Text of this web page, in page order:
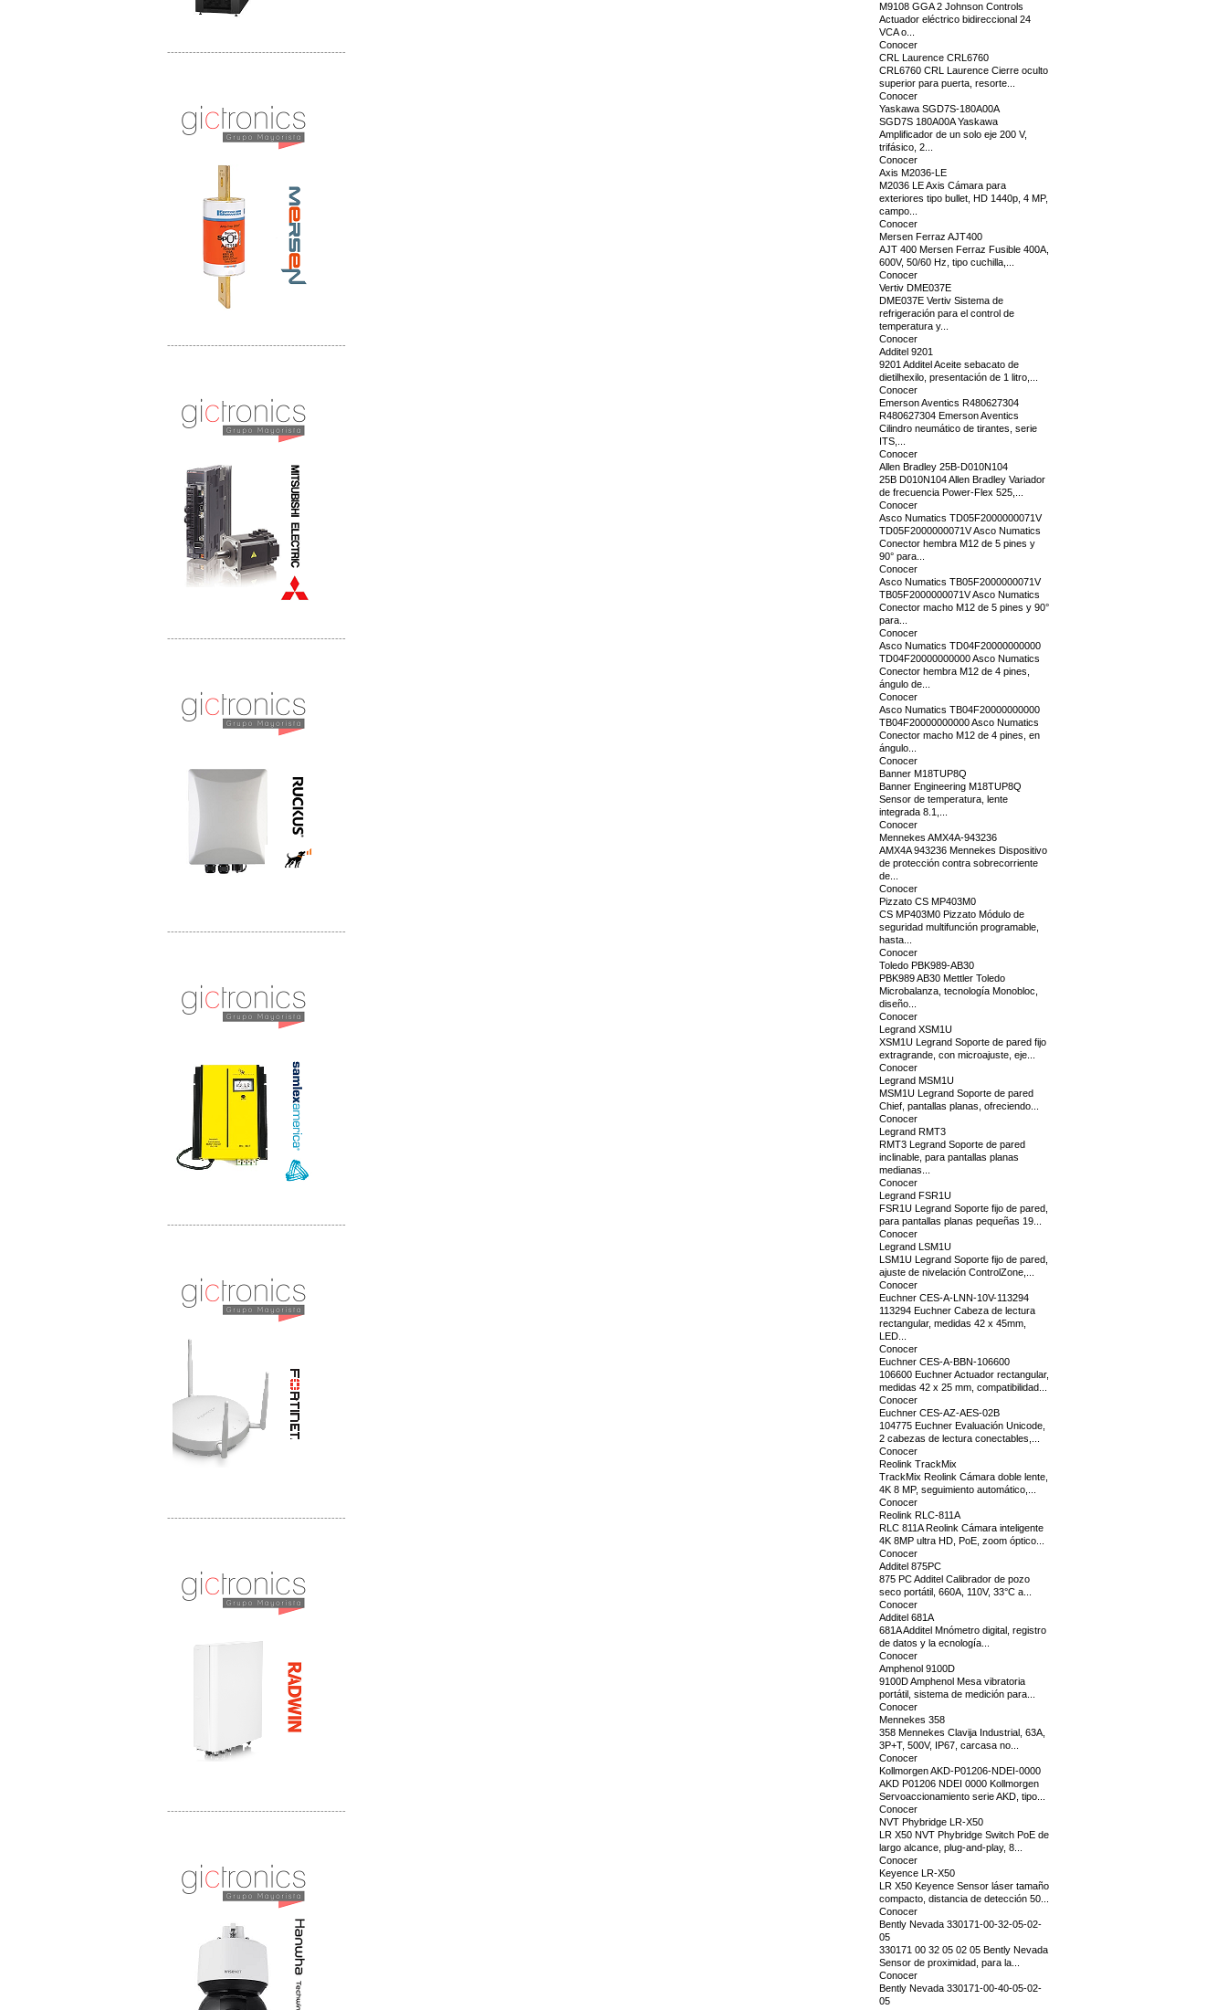
-------------------------------------------------
-------------------------------------------------
-------------------------------------------------
-------------------------------------------------
-------------------------------------------------
-------------------------------------------------
-------------------------------------------------
M9108 GGA 2 Johnson Controls
Actuador eléctrico bidireccional 24
VCA o...
Conocer
CRL Laurence CRL6760
CRL6760 CRL Laurence Cierre oculto
superior para puerta, resorte...
Conocer
Yaskawa SGD7S-180A00A
SGD7S 180A00A Yaskawa
Amplificador de un solo eje 200 V,
trifásico, 2...
Conocer
Axis M2036-LE
M2036 LE Axis Cámara para
exteriores tipo bullet, HD 1440p, 4 MP,
campo...
Conocer
Mersen Ferraz AJT400
AJT 400 Mersen Ferraz Fusible 400A,
600V, 50/60 Hz, tipo cuchilla,...
Conocer
Vertiv DME037E
DME037E Vertiv Sistema de
refrigeración para el control de
temperatura y...
Conocer
Additel 9201
9201 Additel Aceite sebacato de
dietilhexilo, presentación de 1 litro,...
Conocer
Emerson Aventics R480627304
R480627304 Emerson Aventics
Cilindro neumático de tirantes, serie
ITS,...
Conocer
Allen Bradley 25B-D010N104
25B D010N104 Allen Bradley Variador
de frecuencia Power-Flex 525,...
Conocer
Asco Numatics TD05F2000000071V
TD05F2000000071V Asco Numatics
Conector hembra M12 de 5 pines y
90° para...
Conocer
Asco Numatics TB05F2000000071V
TB05F2000000071V Asco Numatics
Conector macho M12 de 5 pines y 90°
para...
Conocer
Asco Numatics TD04F20000000000
TD04F20000000000 Asco Numatics
Conector hembra M12 de 4 pines,
ángulo de...
Conocer
Asco Numatics TB04F20000000000
TB04F20000000000 Asco Numatics
Conector macho M12 de 4 pines, en
ángulo...
Conocer
Banner M18TUP8Q
Banner Engineering M18TUP8Q
Sensor de temperatura, lente
integrada 8.1,...
Conocer
Mennekes AMX4A-943236
AMX4A 943236 Mennekes Dispositivo
de protección contra sobrecorriente
de...
Conocer
Pizzato CS MP403M0
CS MP403M0 Pizzato Módulo de
seguridad multifunción programable,
hasta...
Conocer
Toledo PBK989-AB30
PBK989 AB30 Mettler Toledo
Microbalanza, tecnología Monobloc,
diseño...
Conocer
Legrand XSM1U
XSM1U Legrand Soporte de pared fijo
extragrande, con microajuste, eje...
Conocer
Legrand MSM1U
MSM1U Legrand Soporte de pared
Chief, pantallas planas, ofreciendo...
Conocer
Legrand RMT3
RMT3 Legrand Soporte de pared
inclinable, para pantallas planas
medianas...
Conocer
Legrand FSR1U
FSR1U Legrand Soporte fijo de pared,
para pantallas planas pequeñas 19...
Conocer
Legrand LSM1U
LSM1U Legrand Soporte fijo de pared,
ajuste de nivelación ControlZone,...
Conocer
Euchner CES-A-LNN-10V-113294
113294 Euchner Cabeza de lectura
rectangular, medidas 42 x 45mm,
LED...
Conocer
Euchner CES-A-BBN-106600
106600 Euchner Actuador rectangular,
medidas 42 x 25 mm, compatibilidad...
Conocer
Euchner CES-AZ-AES-02B
104775 Euchner Evaluación Unicode,
2 cabezas de lectura conectables,...
Conocer
Reolink TrackMix
TrackMix Reolink Cámara doble lente,
4K 8 MP, seguimiento automático,...
Conocer
Reolink RLC-811A
RLC 811A Reolink Cámara inteligente
4K 8MP ultra HD, PoE, zoom óptico...
Conocer
Additel 875PC
875 PC Additel Calibrador de pozo
seco portátil, 660A, 110V, 33°C a...
Conocer
Additel 681A
681A Additel Mnómetro digital, registro
de datos y la ecnología...
Conocer
Amphenol 9100D
9100D Amphenol Mesa vibratoria
portátil, sistema de medición para...
Conocer
Mennekes 358
358 Mennekes Clavija Industrial, 63A,
3P+T, 500V, IP67, carcasa no...
Conocer
Kollmorgen AKD-P01206-NDEI-0000
AKD P01206 NDEI 0000 Kollmorgen
Servoaccionamiento serie AKD, tipo...
Conocer
NVT Phybridge LR-X50
LR X50 NVT Phybridge Switch PoE de
largo alcance, plug-and-play, 8...
Conocer
Keyence LR-X50
LR X50 Keyence Sensor láser tamaño
compacto, distancia de detección 50...
Conocer
Bently Nevada 330171-00-32-05-02-
05
330171 00 32 05 02 05 Bently Nevada
Sensor de proximidad, para la...
Conocer
Bently Nevada 330171-00-40-05-02-
05